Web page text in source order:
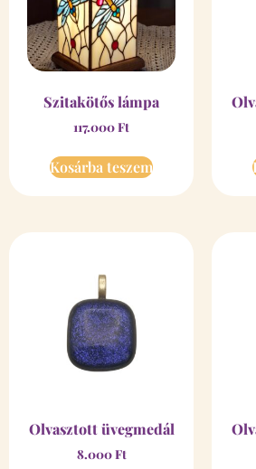
Szitakötős lámpa
117.000Ft
Kosárba teszem
Olvasztott üvegmedál
8.000Ft